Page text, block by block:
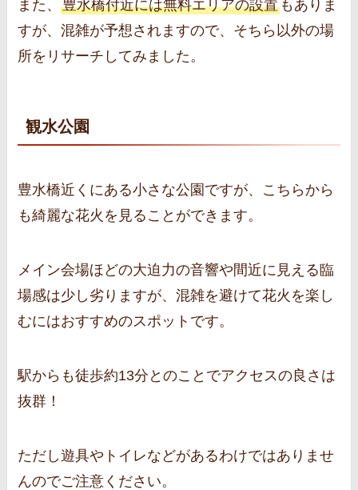
また、豊水橋付近には無料エリアの設置 もありま
すが、混雑が予想されますので、そちら以外の場
所をリサーチしてみました。
観水公園
豊水橋近くにある小さな公園ですが、こちらから
も綺麗な花火を見ることができます。
メイン会場ほどの大迫力の音響や間近に見える臨
場感は少し劣りますが、混雑を避けて花火を楽し
むにはおすすめのスポットです。
駅からも徒歩約13分とのことでアクセスの良さは
抜群！
ただし遊具やトイレなどがあるわけではありませ
んのでご注意ください。